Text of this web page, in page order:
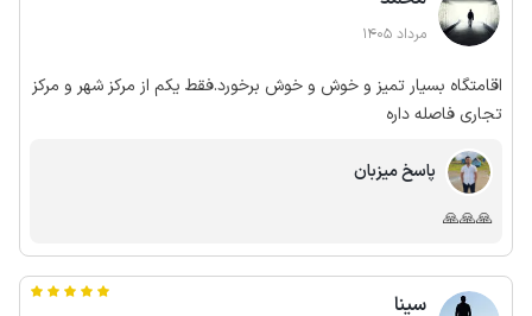
مرداد 1405
اقامتگاه بسیار تمیز و خوش و خوش برخورد.فقط یکم از مرکز شهر و مرکز
تجاری فاصله داره
پاسخ میزبان
🙏🙏🙏
سینا